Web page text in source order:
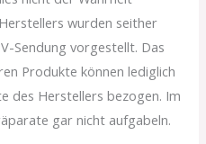
wurden seither
Sendung vorgestellt. Das
Produkte können lediglich
des Herstellers bezogen. Im
gar nicht aufgabeln.